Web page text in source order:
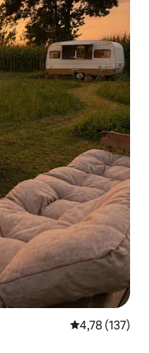
Średnia
4,78 (137)